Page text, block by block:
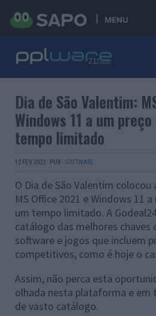
MENU
Dia de São Valentim:
Windows 11 a um
tempo limitado
12 FEV 2022 · PUB · SOFTWARE
O Dia de São Valentim
MS Office 2021 e Windows 11
um tempo limitado. A
catálogo das melhores
software e jogos que incluem
competitivos, como é hoje o
Assim, não perca esta
olhada nesta plataforma e em
de vasto catálogo.